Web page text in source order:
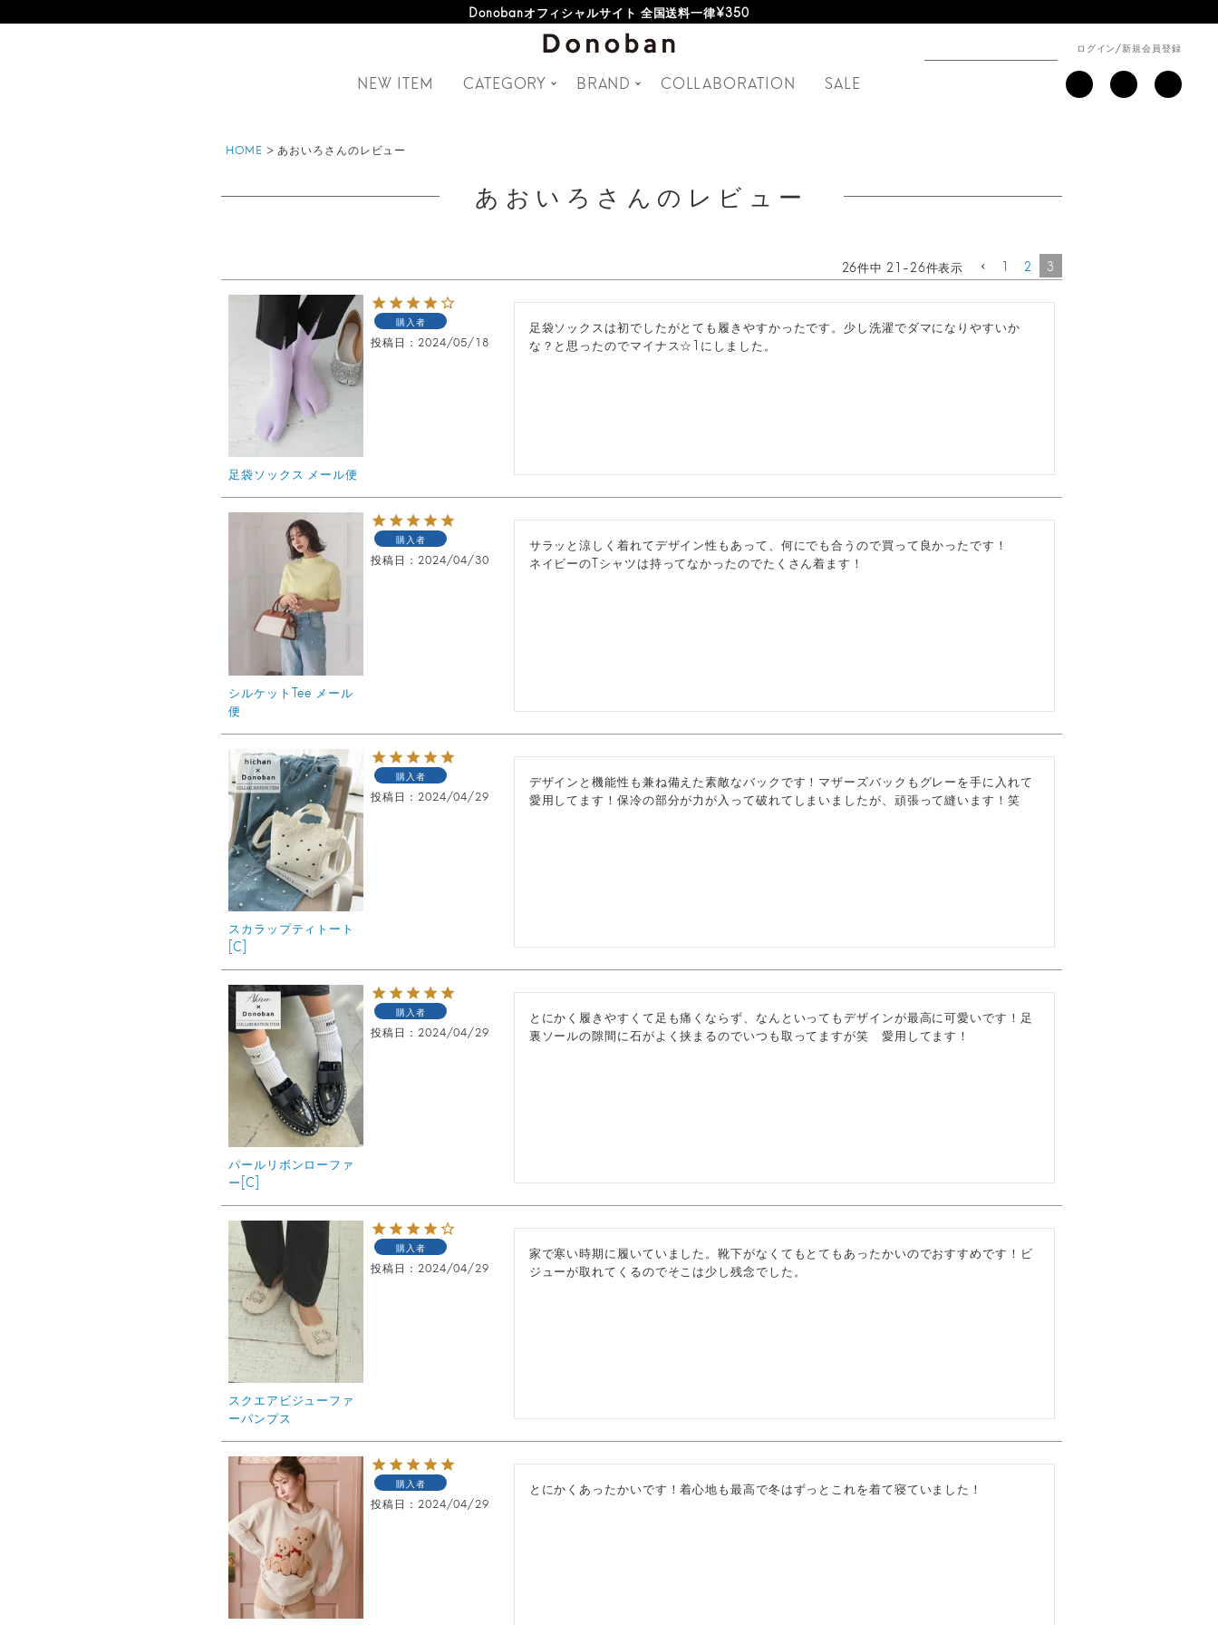
Donobanオフィシャルサイト 全国送料一律¥350
ログイン/新規会員登録
NEW ITEM CATEGORY BRAND COLLABORATION SALE
HOME あおいろさんのレビュー
あおいろさんのレビュー
26件中 21 -26件表示 1 2 3
足袋ソックス メール便
購入者
投稿日 2024/05/18
足袋ソックスは初でしたがとても履きやすかったです。少し洗濯でダマになりやすいか
な？と思ったのでマイナス☆1にしました。
シルケットTee メール
便
購入者
投稿日 2024/04/30
サラッと涼しく着れてデザイン性もあって、何にでも合うので買って良かったです！
ネイビーのTシャツは持ってなかったのでたくさん着ます！
スカラップティトート
[C]
購入者
投稿日 2024/04/29
デザインと機能性も兼ね備えた素敵なバックです！マザーズバックもグレーを手に入れて
愛用してます！保冷の部分が力が入って破れてしまいましたが、頑張って縫います！笑
パールリボンローファ
ー[C]
購入者
投稿日 2024/04/29
とにかく履きやすくて足も痛くならず、なんといってもデザインが最高に可愛いです！足
裏ソールの隙間に石がよく挟まるのでいつも取ってますが笑　愛用してます！
スクエアビジューファ
ーパンプス
購入者
投稿日 2024/04/29
家で寒い時期に履いていました。靴下がなくてもとてもあったかいのでおすすめです！ビ
ジューが取れてくるのでそこは少し残念でした。
購入者
投稿日 2024/04/29
とにかくあったかいです！着心地も最高で冬はずっとこれを着て寝ていました！